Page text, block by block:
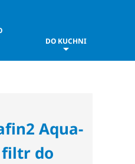
DO KUCHNI
Aqua-
filtr do